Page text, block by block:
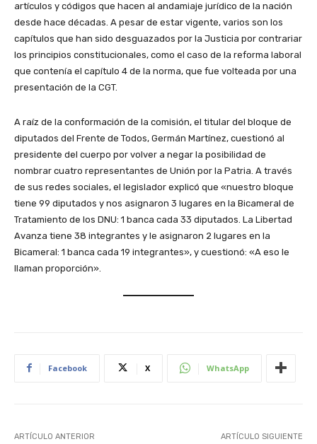
artículos y códigos que hacen al andamiaje jurídico de la nación
desde hace décadas. A pesar de estar vigente, varios son los
capítulos que han sido desguazados por la Justicia por contrariar
los principios constitucionales, como el caso de la reforma laboral
que contenía el capítulo 4 de la norma, que fue volteada por una
presentación de la CGT.
A raíz de la conformación de la comisión, el titular del bloque de
diputados del Frente de Todos, Germán Martínez, cuestionó al
presidente del cuerpo por volver a negar la posibilidad de
nombrar cuatro representantes de Unión por la Patria. A través
de sus redes sociales, el legislador explicó que «nuestro bloque
tiene 99 diputados y nos asignaron 3 lugares en la Bicameral de
Tratamiento de los DNU: 1 banca cada 33 diputados. La Libertad
Avanza tiene 38 integrantes y le asignaron 2 lugares en la
Bicameral: 1 banca cada 19 integrantes», y cuestionó: «A eso le
llaman proporción».
Facebook X WhatsApp
ARTÍCULO ANTERIOR ARTÍCULO SIGUIENTE